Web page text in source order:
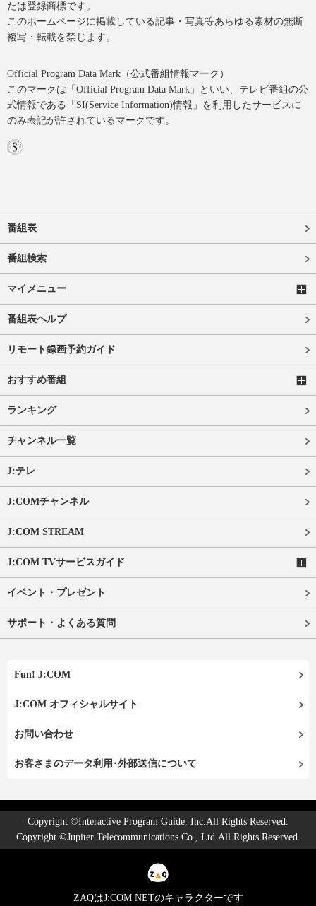
たは登録商標です。
このホームページに掲載している記事・写真等あらゆる素材の無断
複写・転載を禁じます。
Official Program Data Mark（公式番組情報マーク）
このマークは「Official Program Data Mark」といい、テレビ番組の公
式情報である「SI(Service Information)情報」を利用したサービスに
のみ表記が許されているマークです。
番組表
番組検索
マイメニュー
番組表ヘルプ
リモート録画予約ガイド
おすすめ番組
ランキング
チャンネル一覧
J:テレ
J:COMチャンネル
J:COM STREAM
J:COM TVサービスガイド
イベント・プレゼント
サポート・よくある質問
Fun! J:COM
J:COM オフィシャルサイト
お問い合わせ
お客さまのデータ利用･外部送信について
Copyright ©Interactive Program Guide, Inc.All Rights Reserved.
Copyright ©Jupiter Telecommunications Co., Ltd.All Rights Reserved.
ZAQはJ:COM NETのキャラクターです